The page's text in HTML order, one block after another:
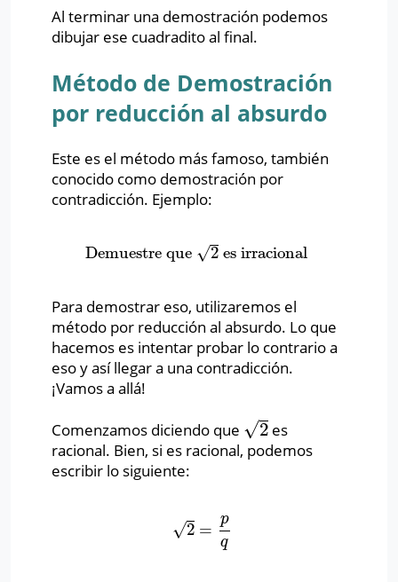
Al terminar una demostración podemos
dibujar ese cuadradito al final.
Método de Demostración
por reducción al absurdo
Este es el método más famoso, también
conocido como demostración por
contradicción. Ejemplo:
Demuestre que 2
√ es irracional
Demuestre que2es irracional
Para demostrar eso, utilizaremos el
método por reducción al absurdo. Lo que
hacemos es intentar probar lo contrario a
eso y así llegar a una contradicción.
¡Vamos a allá!
Comenzamos diciendo que 2
√
2
es
racional. Bien, si es racional, podemos
escribir lo siguiente:
2
√ =
p
q
2= pq